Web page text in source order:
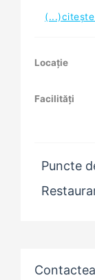
Locație
Facilități
Puncte